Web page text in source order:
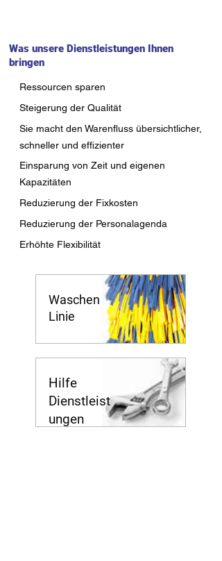
Was unsere Dienstleistungen Ihnen
bringen
Ressourcen sparen
Steigerung der Qualität
Sie macht den Warenfluss übersichtlicher,
schneller und effizienter
Einsparung von Zeit und eigenen
Kapazitäten
Reduzierung der Fixkosten
Reduzierung der Personalagenda
Erhöhte Flexibilität
Waschen
Linie
Hilfe
Dienstleist
ungen